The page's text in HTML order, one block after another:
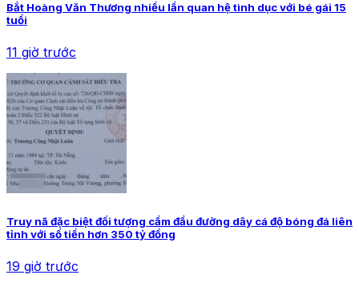
Bắt Hoàng Văn Thương nhiều lần quan hệ tình dục với bé gái 15
tuổi
11 giờ trước
Truy nã đặc biệt đối tượng cầm đầu đường dây cá độ bóng đá liên
tỉnh với số tiền hơn 350 tỷ đồng
19 giờ trước